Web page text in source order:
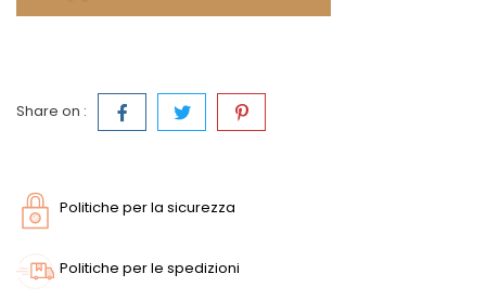
Share on :
Politiche per la sicurezza
Politiche per le spedizioni